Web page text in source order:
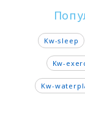
Kw-sleep
Kw-
Kw-